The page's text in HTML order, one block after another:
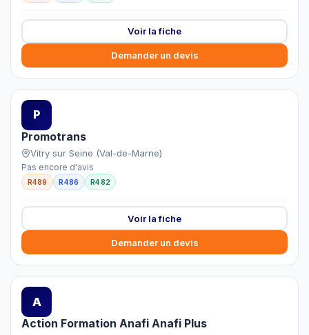
Voir la fiche
Demander un devis
P
Promotrans
Vitry sur Seine (Val-de-Marne)
Pas encore d'avis
R489 R486 R482
Voir la fiche
Demander un devis
A
Action Formation Anafi Anafi Plus